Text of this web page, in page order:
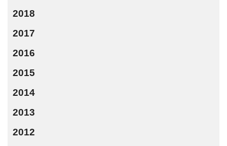
2018
2017
2016
2015
2014
2013
2012